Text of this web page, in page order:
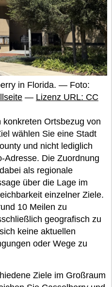
in Florida. — Foto:
— Lizenz URL: CC
Ortsbezug von
wählen Sie eine Stadt
und nicht lediglich
Adresse. Die Zuordnung
als regionale
über die Lage im
einzelner Ziele.
10 Meilen zu
geografisch zu
keine aktuellen
oder Wege zu
Ziele im Großraum